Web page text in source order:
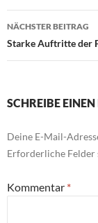
NÄCHSTER BEITRAG
Starke Auftritte der
SCHREIBE
Deine E-Mail-
Erforderliche Felder
Kommentar *